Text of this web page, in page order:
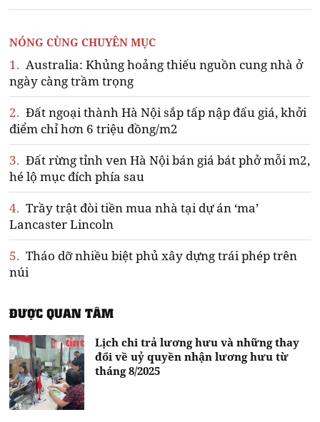
NÓNG CÙNG CHUYÊN MỤC
1. Australia: Khủng hoảng thiếu nguồn cung nhà ở
ngày càng trầm trọng
2. Đất ngoại thành Hà Nội sắp tấp nập đấu giá, khởi
điểm chỉ hơn 6 triệu đồng/m2
3. Đất rừng tỉnh ven Hà Nội bán giá bát phở mỗi m2,
hé lộ mục đích phía sau
4. Trầy trật đòi tiền mua nhà tại dự án ‘ma’
Lancaster Lincoln
5. Tháo dỡ nhiều biệt phủ xây dựng trái phép trên
núi
ĐƯỢC QUAN TÂM
Lịch chi trả lương hưu và những thay
đổi về uỷ quyền nhận lương hưu từ
tháng 8/2025